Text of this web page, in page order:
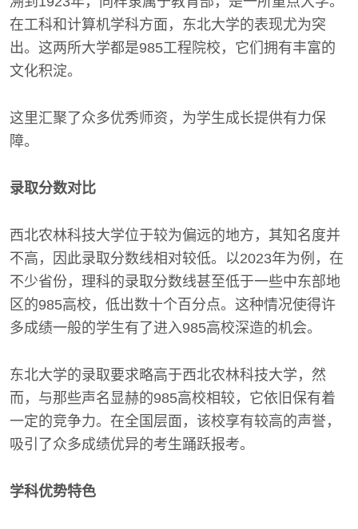
在工科和计算机学科方面，东北大学的表现尤为突
出。这两所大学都是985工程院校，它们拥有丰富的
文化积淀。
这里汇聚了众多优秀师资，为学生成长提供有力保
障。
录取分数对比
西北农林科技大学位于较为偏远的地方，其知名度并
不高，因此录取分数线相对较低。以2023年为例，在
不少省份，理科的录取分数线甚至低于一些中东部地
区的985高校，低出数十个百分点。这种情况使得许
多成绩一般的学生有了进入985高校深造的机会。
东北大学的录取要求略高于西北农林科技大学，然
而，与那些声名显赫的985高校相较，它依旧保有着
一定的竞争力。在全国层面，该校享有较高的声誉，
吸引了众多成绩优异的考生踊跃报考。
学科优势特色